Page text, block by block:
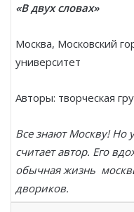
«В двух словах»
Москва, Московский
университет
Авторы: творческая
Все знают Москву! Но
считает автор. Его
обычная жизнь
двориков.